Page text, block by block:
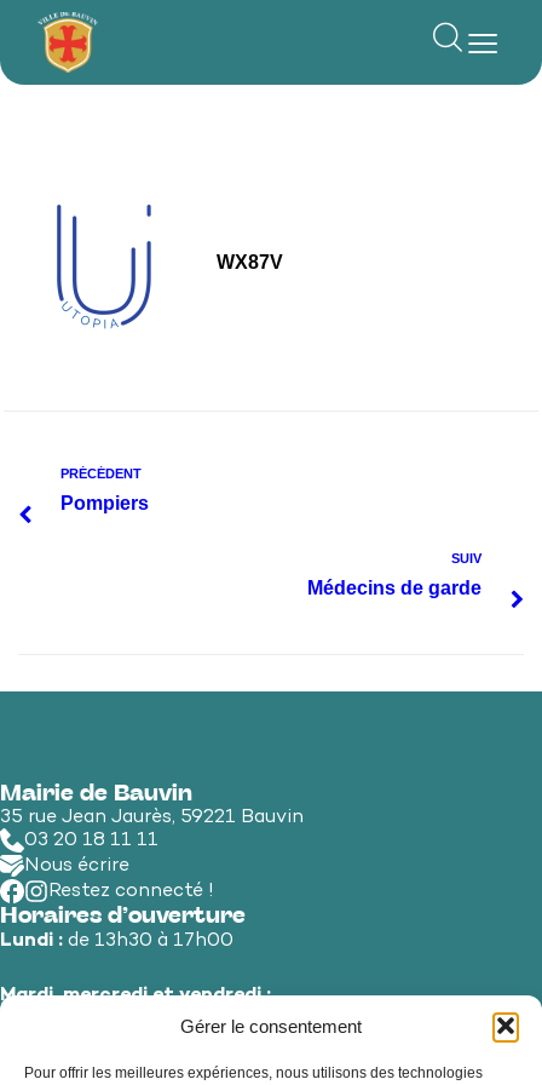
Gérer le consentement
Pour offrir les meilleures expériences, nous utilisons des technologies
principal
WX87V
PRÉCÉDENT
Pompiers
SUIV
Médecins de garde
Mairie de Bauvin
35 rue Jean Jaurès, 59221 Bauvin
03 20 18 11 11
Nous écrire
Restez connecté !
Horaires d’ouverture
Lundi : de 13h30 à 17h00
Mardi, mercredi et vendredi :
de 8h30 à 12h00 et de 13h30 à 17h00
Jeudi et samedi :de 8h30 à 12h00